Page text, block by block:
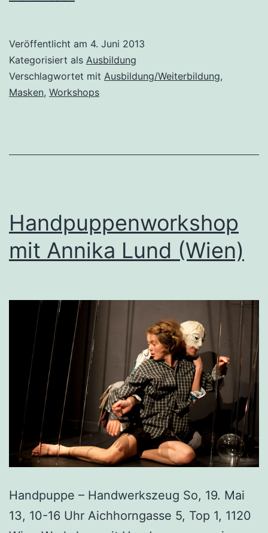
Veröffentlicht am 4. Juni 2013
Kategorisiert als Ausbildung
Verschlagwortet mit Ausbildung/Weiterbildung,
Masken, Workshops
Handpuppenworkshop
mit Annika Lund (Wien)
Handpuppe – Handwerkszeug So, 19. Mai
13, 10-16 Uhr Aichhorngasse 5, Top 1, 1120